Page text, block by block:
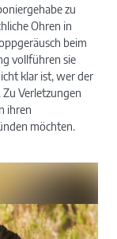
zu
Ohren in
beim
vollführen sie
klar ist, wer der
Verletzungen
ihren
möchten.